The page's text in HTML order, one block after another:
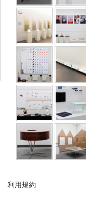
利用規約